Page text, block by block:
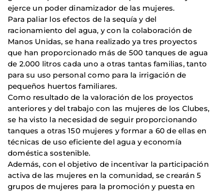
ejerce un poder dinamizador de las mujeres.
Para paliar los efectos de la sequía y del
racionamiento del agua, y con la colaboración de
Manos Unidas, se hana realizado ya tres proyectos
que han proporcionado más de 500 tanques de agua
de 2.000 litros cada uno a otras tantas familias, tanto
para su uso personal como para la irrigación de
pequeños huertos familiares.
Como resultado de la valoración de los proyectos
anteriores y del trabajo con las mujeres de los Clubes,
se ha visto la necesidad de seguir proporcionando
tanques a otras 150 mujeres y formar a 60 de ellas en
técnicas de uso eficiente del agua y economía
doméstica sostenible.
Además, con el objetivo de incentivar la participación
activa de las mujeres en la comunidad, se crearán 5
grupos de mujeres para la promoción y puesta en